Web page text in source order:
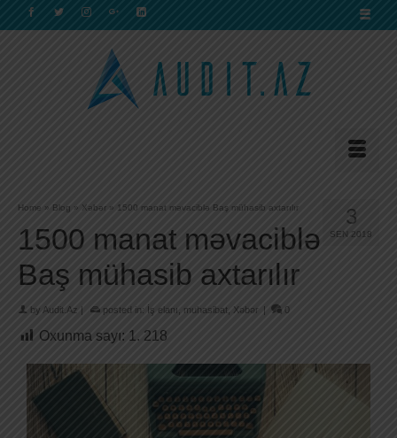
3
SEN 2018
Home » Blog » Xəbər » 1500 manat məvaciblə Baş mühasib axtarılır
1500 manat məvaciblə
Baş mühasib axtarılır
by Audit.Az | posted in: İş elanı muhasibat Xəbər | 0
Oxunma sayı: 1. 218